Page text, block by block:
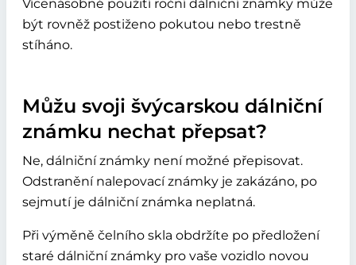
Vícenásobné použití roční dálniční známky může
být rovněž postiženo pokutou nebo trestně
stíháno.
Můžu svoji švýcarskou dálniční
známku nechat přepsat?
Ne, dálniční známky není možné přepisovat.
Odstranění nalepovací známky je zakázáno, po
sejmutí je dálniční známka neplatná.
Při výměně čelního skla obdržíte po předložení
staré dálniční známky pro vaše vozidlo novou